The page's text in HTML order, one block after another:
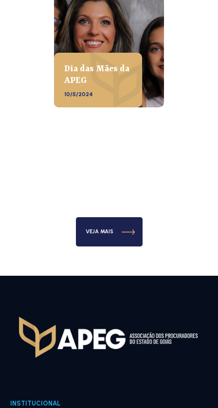
Dia das Mães da
APEG
10/5/2024
VEJA MAIS
INSTITUCIONAL